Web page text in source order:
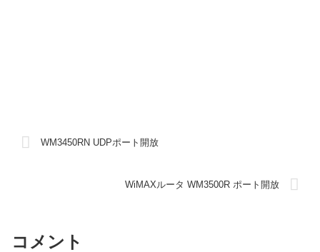
WM3450RN UDPポート開放
WiMAXルータ WM3500R ポート開放
コメント